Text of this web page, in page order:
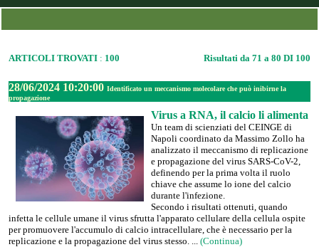
ARTICOLI TROVATI : 100 Risultati da 71 a 80 DI 100
28/06/2024 10:20:00 Identificato un meccanismo molecolare che può inibirne la
propagazione
Virus a RNA, il calcio li alimenta
Un team di scienziati del CEINGE di
Napoli coordinato da Massimo Zollo ha
analizzato il meccanismo di replicazione
e propagazione del virus SARS-CoV-2,
definendo per la prima volta il ruolo
chiave che assume lo ione del calcio
durante l'infezione.
Secondo i risultati ottenuti, quando
infetta le cellule umane il virus sfrutta l'apparato cellulare della cellula ospite
per promuovere l'accumulo di calcio intracellulare, che è necessario per la
replicazione e la propagazione del virus stesso. ... (Continua)